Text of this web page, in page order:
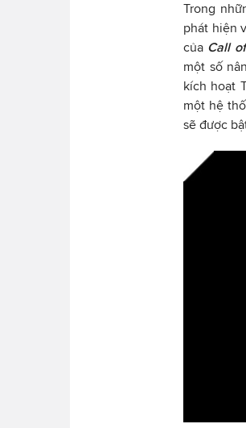
Trong
phát hiện
của Call
một số
kích hoạt
một hệ
sẽ được